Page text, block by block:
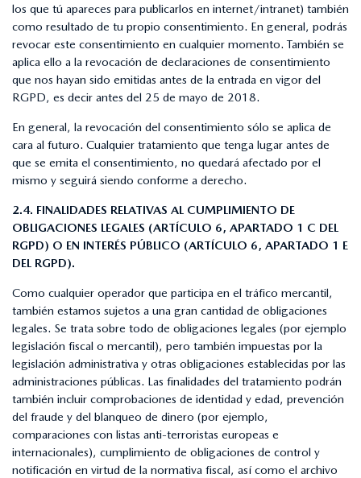
los que tú apareces para publicarlos en internet/intranet) también
como resultado de tu propio consentimiento. En general, podrás
revocar este consentimiento en cualquier momento. También se
aplica ello a la revocación de declaraciones de consentimiento
que nos hayan sido emitidas antes de la entrada en vigor del
RGPD, es decir antes del 25 de mayo de 2018.
En general, la revocación del consentimiento sólo se aplica de
cara al futuro. Cualquier tratamiento que tenga lugar antes de
que se emita el consentimiento, no quedará afectado por el
mismo y seguirá siendo conforme a derecho.
2.4. FINALIDADES RELATIVAS AL CUMPLIMIENTO DE
OBLIGACIONES LEGALES (ARTÍCULO 6, APARTADO 1 C DEL
RGPD) O EN INTERÉS PÚBLICO (ARTÍCULO 6, APARTADO 1 E
DEL RGPD).
Como cualquier operador que participa en el tráfico mercantil,
también estamos sujetos a una gran cantidad de obligaciones
legales. Se trata sobre todo de obligaciones legales (por ejemplo
legislación fiscal o mercantil), pero también impuestas por la
legislación administrativa y otras obligaciones establecidas por las
administraciones públicas. Las finalidades del tratamiento podrán
también incluir comprobaciones de identidad y edad, prevención
del fraude y del blanqueo de dinero (por ejemplo,
comparaciones con listas anti-terroristas europeas e
internacionales), cumplimiento de obligaciones de control y
notificación en virtud de la normativa fiscal, así como el archivo